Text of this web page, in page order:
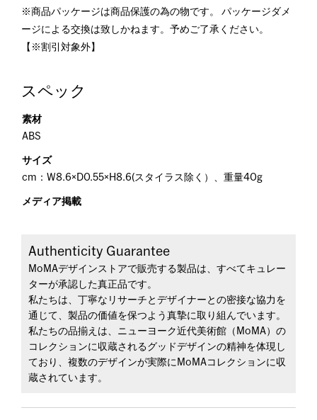
※商品パッケージは商品保護の為の物です。 パッケージダメ
ージによる交換は致しかねます。予めご了承ください。
【※割引対象外】
スペック
素材
ABS
サイズ
cm：W8.6×D0.55×H8.6(スタイラス除く）、重量40g
メディア掲載
Authenticity Guarantee
MoMAデザインストアで販売する製品は、すべてキュレー
ターが承認した真正品です。
私たちは、丁寧なリサーチとデザイナーとの密接な協力を
通じて、製品の価値を保つよう真摯に取り組んでいます。
私たちの品揃えは、ニューヨーク近代美術館（MoMA）の
コレクションに収蔵されるグッドデザインの精神を体現し
ており、複数のデザインが実際にMoMAコレクションに収
蔵されています。